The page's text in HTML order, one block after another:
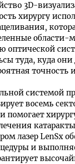
3D-
хирургу
области-
оптической
туда, куда
точность
системой
восемь
помогает
лазер LenSx
и